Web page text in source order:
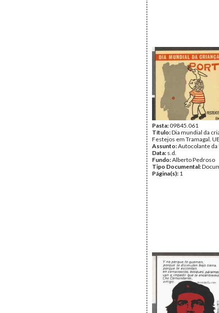
Pasta:09845.061
Título:Dia mundial da
Festejos em Tramagal.
Assunto:Autocolante da
Data: s.d.
Fundo:Alberto Pedroso
Tipo Documental:
Página(s): 1